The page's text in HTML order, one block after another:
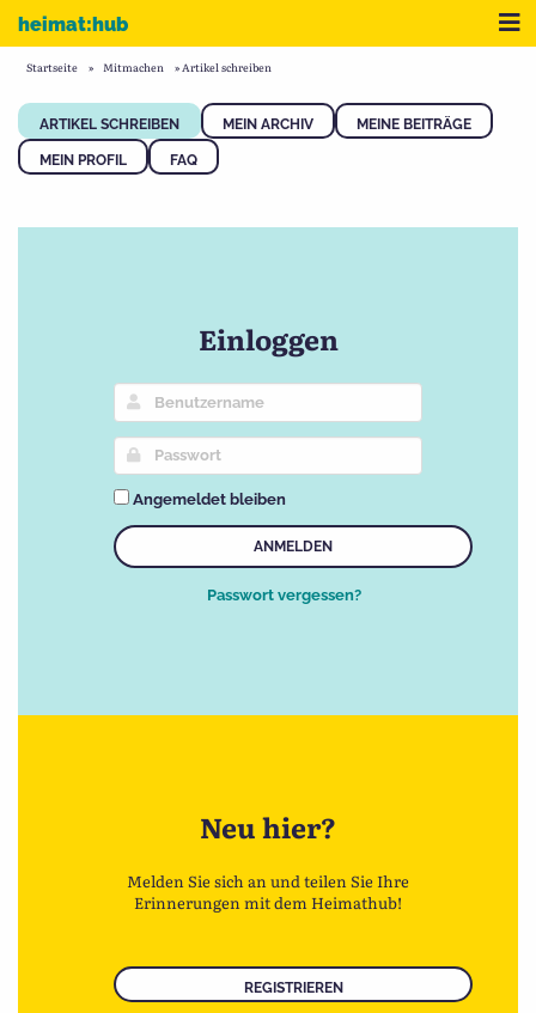
Zum Inhalt
heimat:hub
Startseite » Mitmachen »Artikel schreiben
ARTIKEL SCHREIBEN MEIN ARCHIV MEINE BEITRÄGE
MEIN PROFIL FAQ
Einloggen
Angemeldet bleiben
ANMELDEN
Passwort vergessen?
Neu hier?
Melden Sie sich an und teilen Sie Ihre
Erinnerungen mit dem Heimathub!
REGISTRIEREN